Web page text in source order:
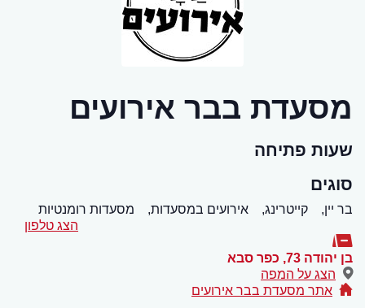
מסעדת בבר אירועים
שעות פתיחה
סוגים
בר יין, קייטרינג, אירועים במסעדות,
מסעדות רומנטיות
הצג טלפון
בן יהודה 73 , כפר סבא
הצג על המפה
אתר מסעדת בבר אירועים